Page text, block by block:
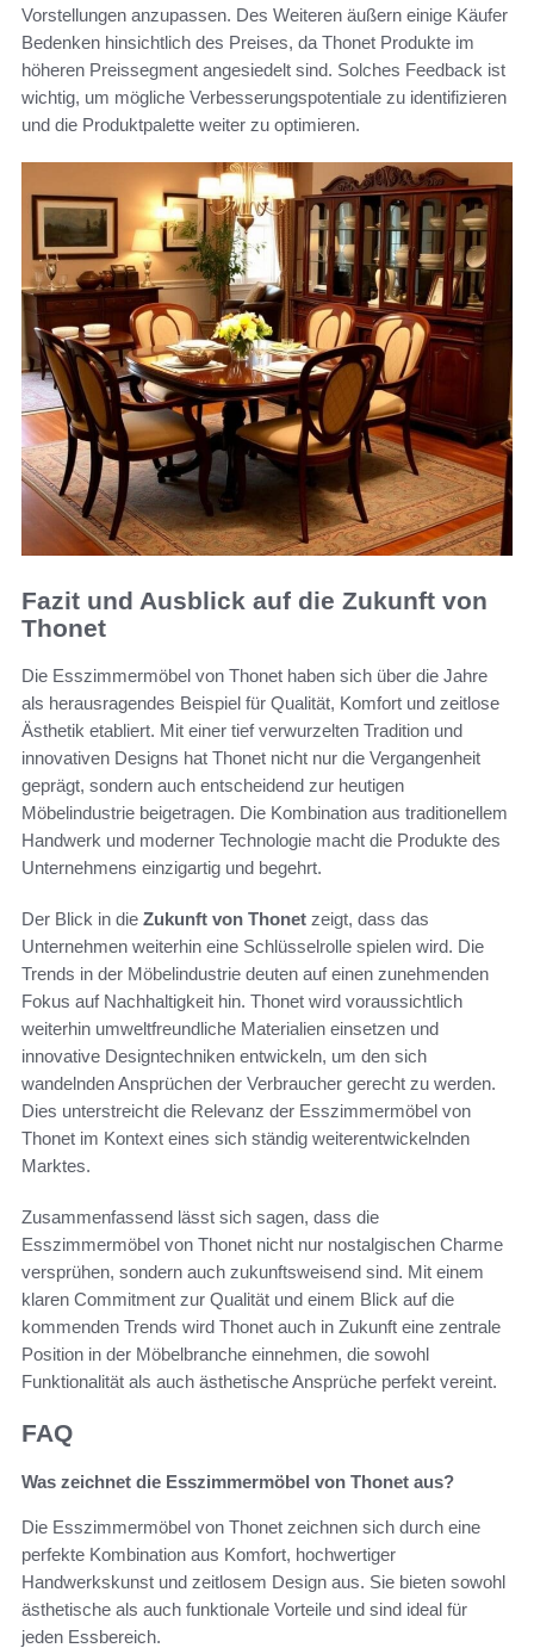
Vorstellungen anzupassen. Des Weiteren äußern einige Käufer
Bedenken hinsichtlich des Preises, da Thonet Produkte im
höheren Preissegment angesiedelt sind. Solches Feedback ist
wichtig, um mögliche Verbesserungspotentiale zu identifizieren
und die Produktpalette weiter zu optimieren.
Fazit und Ausblick auf die Zukunft von
Thonet
Die Esszimmermöbel von Thonet haben sich über die Jahre
als herausragendes Beispiel für Qualität, Komfort und zeitlose
Ästhetik etabliert. Mit einer tief verwurzelten Tradition und
innovativen Designs hat Thonet nicht nur die Vergangenheit
geprägt, sondern auch entscheidend zur heutigen
Möbelindustrie beigetragen. Die Kombination aus traditionellem
Handwerk und moderner Technologie macht die Produkte des
Unternehmens einzigartig und begehrt.
Der Blick in die Zukunft von Thonet zeigt, dass das
Unternehmen weiterhin eine Schlüsselrolle spielen wird. Die
Trends in der Möbelindustrie deuten auf einen zunehmenden
Fokus auf Nachhaltigkeit hin. Thonet wird voraussichtlich
weiterhin umweltfreundliche Materialien einsetzen und
innovative Designtechniken entwickeln, um den sich
wandelnden Ansprüchen der Verbraucher gerecht zu werden.
Dies unterstreicht die Relevanz der Esszimmermöbel von
Thonet im Kontext eines sich ständig weiterentwickelnden
Marktes.
Zusammenfassend lässt sich sagen, dass die
Esszimmermöbel von Thonet nicht nur nostalgischen Charme
versprühen, sondern auch zukunftsweisend sind. Mit einem
klaren Commitment zur Qualität und einem Blick auf die
kommenden Trends wird Thonet auch in Zukunft eine zentrale
Position in der Möbelbranche einnehmen, die sowohl
Funktionalität als auch ästhetische Ansprüche perfekt vereint.
FAQ
Was zeichnet die Esszimmermöbel von Thonet aus?
Die Esszimmermöbel von Thonet zeichnen sich durch eine
perfekte Kombination aus Komfort, hochwertiger
Handwerkskunst und zeitlosem Design aus. Sie bieten sowohl
ästhetische als auch funktionale Vorteile und sind ideal für
jeden Essbereich.